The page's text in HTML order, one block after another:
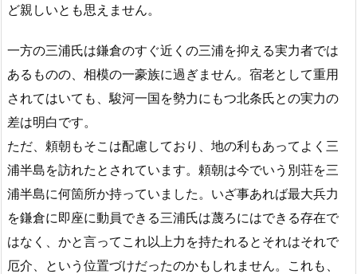
ど親しいとも思えません。
一方の三浦氏は鎌倉のすぐ近くの三浦を抑える実力者では
あるものの、相模の一豪族に過ぎません。宿老として重用
されてはいても、駿河一国を勢力にもつ北条氏との実力の
差は明白です。
ただ、頼朝もそこは配慮しており、地の利もあってよく三
浦半島を訪れたとされています。頼朝は今でいう別荘を三
浦半島に何箇所か持っていました。いざ事あれば最大兵力
を鎌倉に即座に動員できる三浦氏は蔑ろにはできる存在で
はなく、かと言ってこれ以上力を持たれるとそれはそれで
厄介、という位置づけだったのかもしれません。これも、